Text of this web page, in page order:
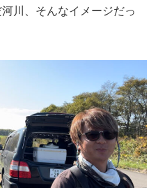
川、そんなイメージだっ